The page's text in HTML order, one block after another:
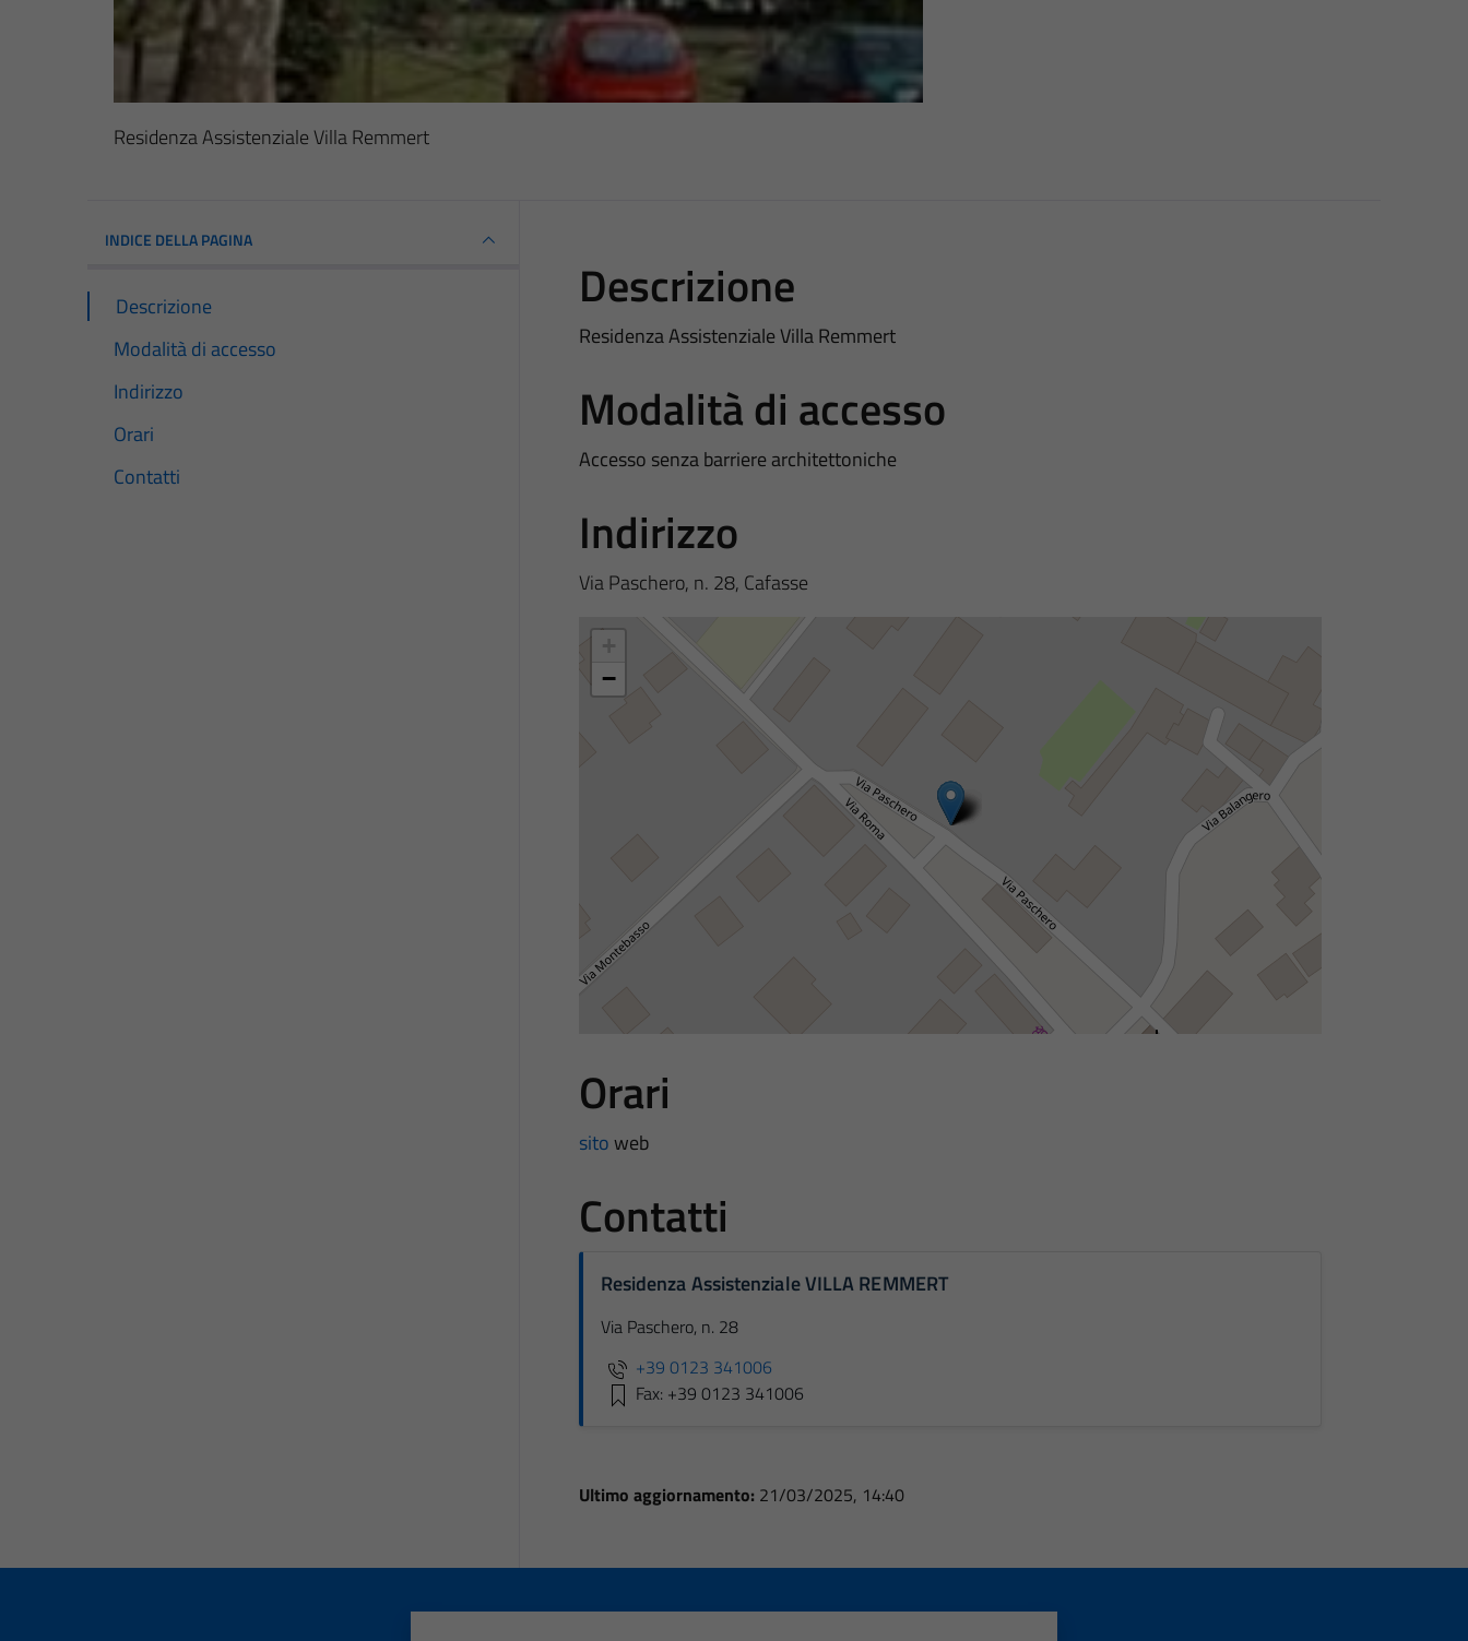
Residenza Assistenziale Villa Remmert
INDICE DELLA PAGINA
Descrizione
Modalità di accesso
Indirizzo
Orari
Contatti
Descrizione
Residenza Assistenziale Villa Remmert
Modalità di accesso
Accesso senza barriere architettoniche
Indirizzo
Via Paschero, n. 28, Cafasse
−
Orari
sitoweb
Contatti
Residenza Assistenziale VILLA REMMERT
Via Paschero, n. 28
+39 0123 341006
Fax: +39 0123 341006
Ultimo aggiornamento: 21/03/2025, 14:40